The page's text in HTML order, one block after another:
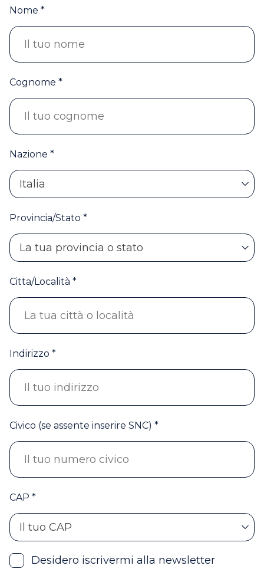
Nome *
Cognome *
Nazione *
Italia
Provincia/Stato *
La tua provincia o stato
Citta/Località *
Indirizzo *
Civico (se assente inserire SNC) *
CAP *
Il tuo CAP
Desidero iscrivermi alla newsletter